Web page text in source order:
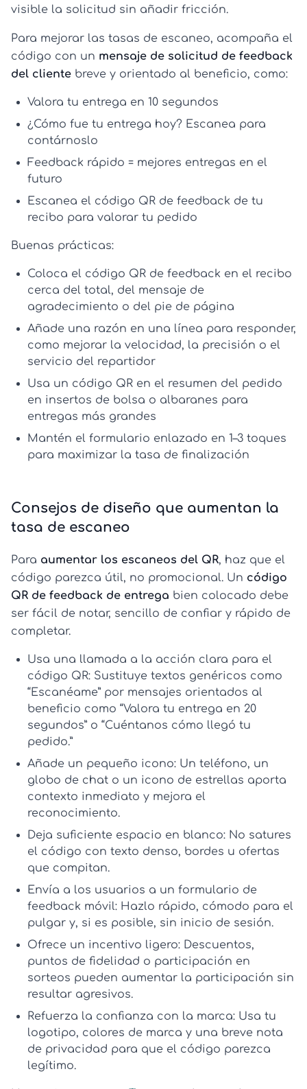
visible la solicitud sin añadir fricción.
Para mejorar las tasas de escaneo, acompaña el
código con un mensaje de solicitud de feedback
del cliente breve y orientado al beneficio, como:
Valora tu entrega en 10 segundos
¿Cómo fue tu entrega hoy? Escanea para
contárnoslo
Feedback rápido = mejores entregas en el
futuro
Escanea el código QR de feedback de tu
recibo para valorar tu pedido
Buenas prácticas:
Coloca el código QR de feedback en el recibo
cerca del total, del mensaje de
agradecimiento o del pie de página
Añade una razón en una línea para responder,
como mejorar la velocidad, la precisión o el
servicio del repartidor
Usa un código QR en el resumen del pedido
en insertos de bolsa o albaranes para
entregas más grandes
Mantén el formulario enlazado en 1–3 toques
para maximizar la tasa de finalización
Consejos de diseño que aumentan la
tasa de escaneo
Para aumentar los escaneos del QR, haz que el
código parezca útil, no promocional. Un código
QR de feedback de entrega bien colocado debe
ser fácil de notar, sencillo de confiar y rápido de
completar.
Usa una llamada a la acción clara para el
código QR: Sustituye textos genéricos como
“Escanéame” por mensajes orientados al
beneficio como “Valora tu entrega en 20
segundos” o “Cuéntanos cómo llegó tu
pedido.”
Añade un pequeño icono: Un teléfono, un
globo de chat o un icono de estrellas aporta
contexto inmediato y mejora el
reconocimiento.
Deja suficiente espacio en blanco: No satures
el código con texto denso, bordes u ofertas
que compitan.
Envía a los usuarios a un formulario de
feedback móvil: Hazlo rápido, cómodo para el
pulgar y, si es posible, sin inicio de sesión.
Ofrece un incentivo ligero: Descuentos,
puntos de fidelidad o participación en
sorteos pueden aumentar la participación sin
resultar agresivos.
Refuerza la confianza con la marca: Usa tu
logotipo, colores de marca y una breve nota
de privacidad para que el código parezca
legítimo.